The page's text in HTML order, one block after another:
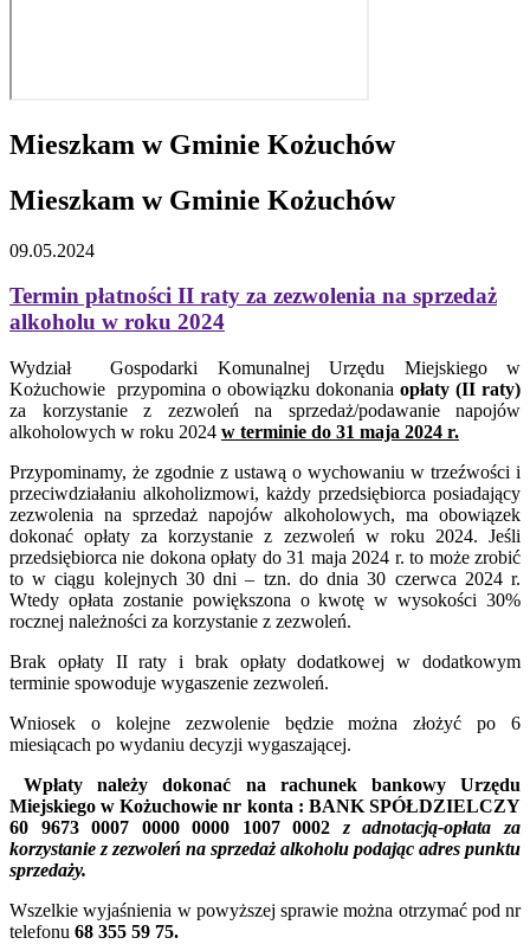
Mieszkam w Gminie Kożuchów
Mieszkam w Gminie Kożuchów
09.05.2024
Termin płatności II raty za zezwolenia na sprzedaż
alkoholu w roku 2024
Wydział Gospodarki Komunalnej Urzędu Miejskiego w
Kożuchowie przypomina o obowiązku dokonania opłaty (II raty)
za korzystanie z zezwoleń na sprzedaż/podawanie napojów
alkoholowych w roku 2024 w terminie do 31 maja 2024 r.
Przypominamy, że zgodnie z ustawą o wychowaniu w trzeźwości i
przeciwdziałaniu alkoholizmowi, każdy przedsiębiorca posiadający
zezwolenia na sprzedaż napojów alkoholowych, ma obowiązek
dokonać opłaty za korzystanie z zezwoleń w roku 2024. Jeśli
przedsiębiorca nie dokona opłaty do 31 maja 2024 r. to może zrobić
to w ciągu kolejnych 30 dni – tzn. do dnia 30 czerwca 2024 r.
Wtedy opłata zostanie powiększona o kwotę w wysokości 30%
rocznej należności za korzystanie z zezwoleń.
Brak opłaty II raty i brak opłaty dodatkowej w dodatkowym
terminie spowoduje wygaszenie zezwoleń.
Wniosek o kolejne zezwolenie będzie można złożyć po 6
miesiącach po wydaniu decyzji wygaszającej.
Wpłaty należy dokonać na rachunek bankowy Urzędu
Miejskiego w Kożuchowienr konta : BANK SPÓŁDZIELCZY
60 9673 0007 0000 0000 1007 0002 z adnotacją-opłata za
korzystanie z zezwoleń na sprzedaż alkoholu podając adres punktu
sprzedaży.
Wszelkie wyjaśnienia w powyższej sprawie można otrzymać pod nr
telefonu 68 355 59 75.